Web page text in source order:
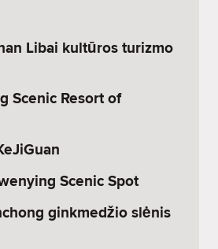
Libai kultūros turizmo
Scenic Resort of
Scenic Spot
ginkmedžio slėnis